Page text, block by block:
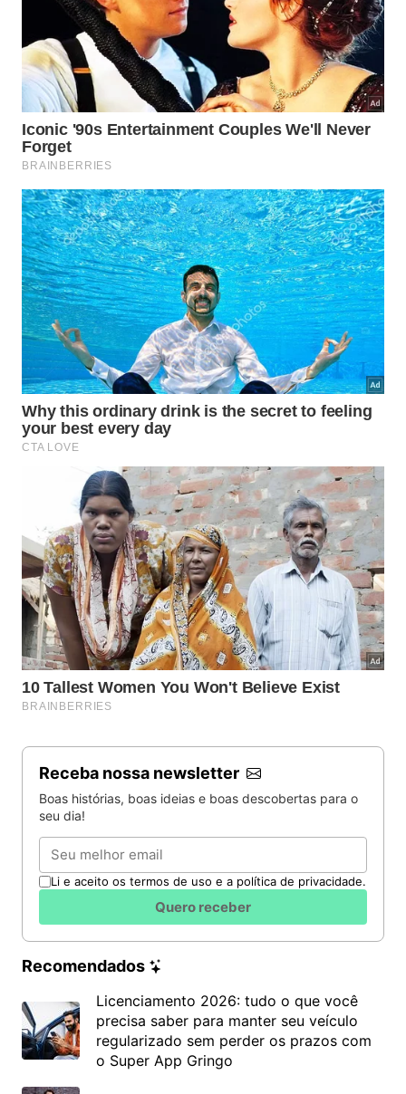
O exame será constituído de quatro provas
objetivas e uma redação em língua portuguesa.
Cada prova objetiva terá 45 questões de múltipla
escolha.
No primeiro dia do exame, serão aplicadas as
provas de linguagens, códigos e redação (língua
Portuguesa, literatura, língua estrangeira, artes,
comunicação); e de ciências humanas e suas
tecnologias (história, geografia, filosofia e
sociologia).
A redação do Enem requer domínio de assuntos do
A aplicação terá 5 horas e 30 minutos de duração,
contadas a partir da autorização do chefe de sala
para o início das provas.
No segundo dia do exame, serão aplicadas as
provas de ciências da natureza (química, física e
biologia) e matemática e suas tecnologias. A
aplicação terá 5 horas de duração, contadas a
partir da autorização do chefe de sala para o início
das provas.
Receba nossa newsletter
Boas histórias, boas ideias e boas descobertas para o
seu dia!
Email
Li e aceito os termos de uso e a política de privacidade.
Quero receber
Recomendados
Licenciamento 2026: tudo o que você
precisa saber para manter seu veículo
regularizado sem perder os prazos com
o Super App Gringo